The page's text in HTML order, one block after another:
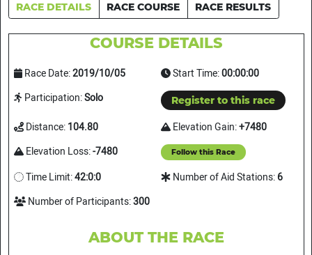
RACE DETAILS RACE COURSE RACE RESULTS
COURSE DETAILS
Race Date:2019/10/05 Start Time:00:00:00
Participation:Solo Register to this race
Distance:104.80 Elevation Gain:+7480
Elevation Loss:-7480 Follow this Race
Time Limit:42:0:0 Number of Aid Stations:6
Number of Participants:300
ABOUT THE RACE